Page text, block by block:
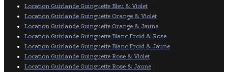
Location Guirlande Guinguette Bleu & Violet
Location Guirlande Guinguette Orange & Violet
Location Guirlande Guinguette Orange & Jaune
Location Guirlande Guinguette Blanc Froid & Rose
Location Guirlande Guinguette Blanc Froid & Jaune
Location Guirlande Guinguette Rose & Violet
Location Guirlande Guinguette Rose & Jaune